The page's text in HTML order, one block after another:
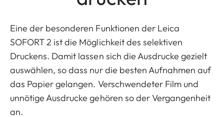
Eine der besonderen Funktionen der Leica
SOFORT 2 ist die Möglichkeit des selektiven
Druckens. Damit lassen sich die Ausdrucke gezielt
auswählen, so dass nur die besten Aufnahmen auf
das Papier gelangen. Verschwendeter Film und
unnötige Ausdrucke gehören so der Vergangenheit
an.